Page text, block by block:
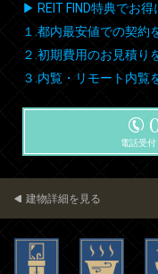
▶ REIT FIND特典でお得
１.都内最安値での契約
２.初期費用のお見積り
３.内覧・リモート内覧
電話受
建物詳細を見る